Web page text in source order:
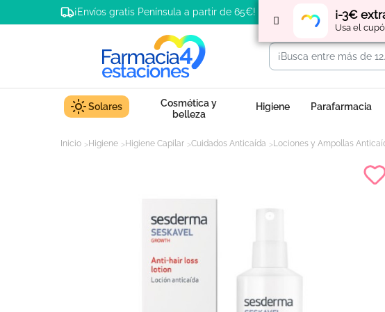
¡-3€
Usa el
¡Envíos gratis Península a partir de 65€!
Solares
Cosmética y
belleza
Higiene Parafarmacia
Inicio Higiene Higiene Capilar Cuidados Anticaída Lociones y Ampollas